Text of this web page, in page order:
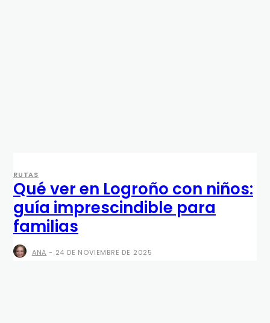
RUTAS
Qué ver en Logroño con niños:
guía imprescindible para
familias
ANA - 24 DE NOVIEMBRE DE 2025